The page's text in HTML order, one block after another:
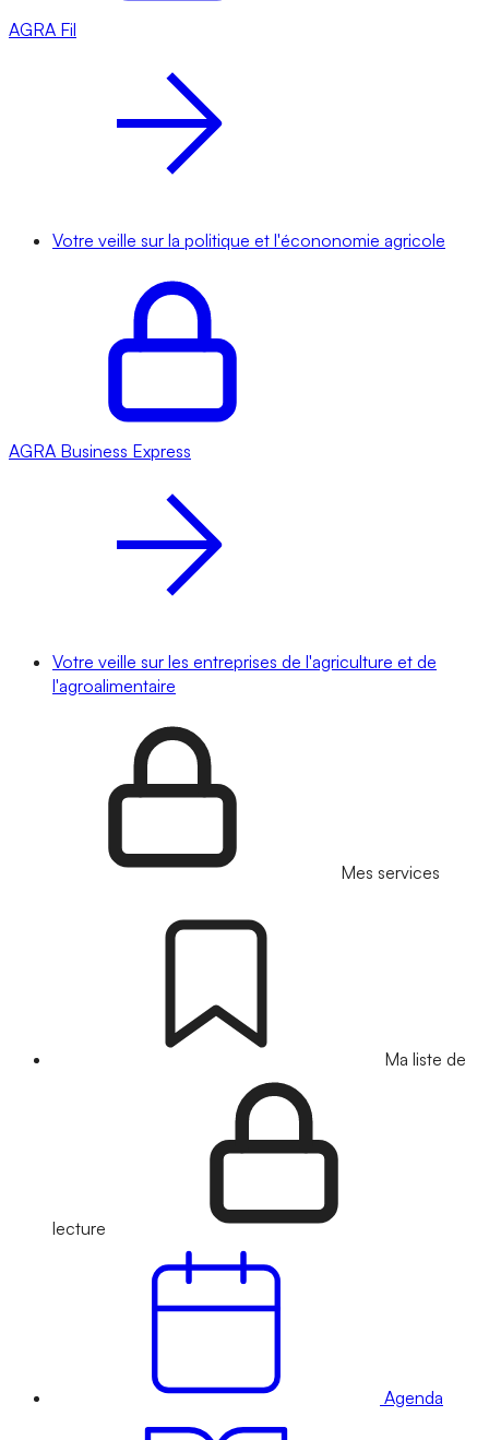
AGRA Fil
Votre veille sur la politique et l'écononomie agricole
AGRA Business Express
Votre veille sur les entreprises de l'agriculture et de
l'agroalimentaire
Mes services
Ma liste de
lecture
Agenda